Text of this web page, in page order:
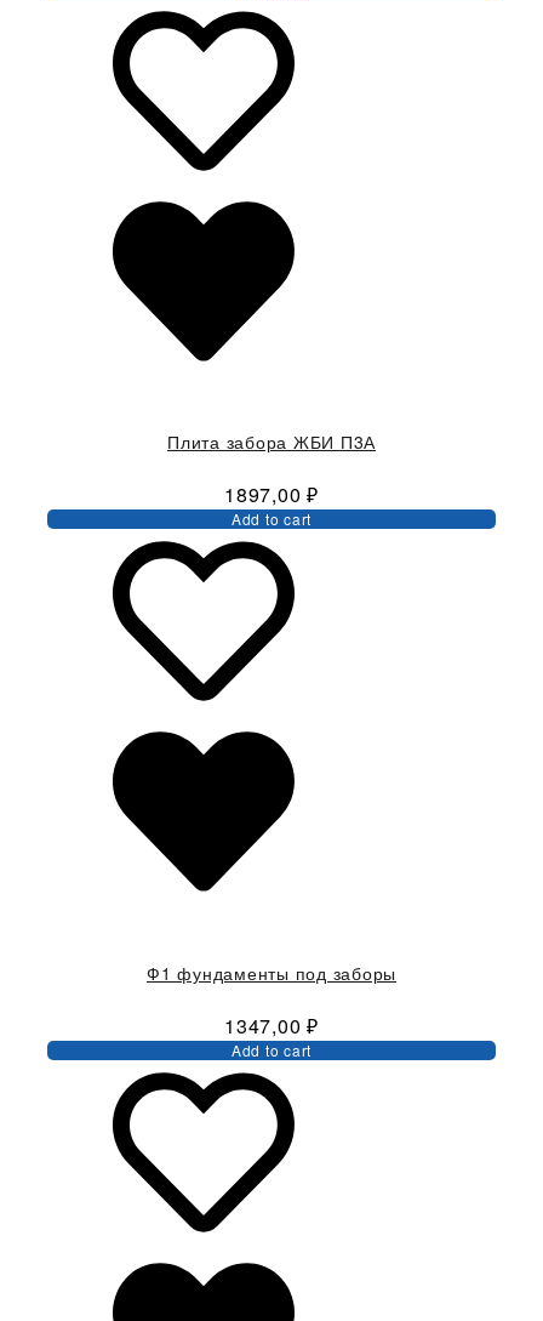
Плита забора ЖБИ П3А
1897,00₽
Add to cart
Ф1 фундаменты под заборы
1347,00₽
Add to cart